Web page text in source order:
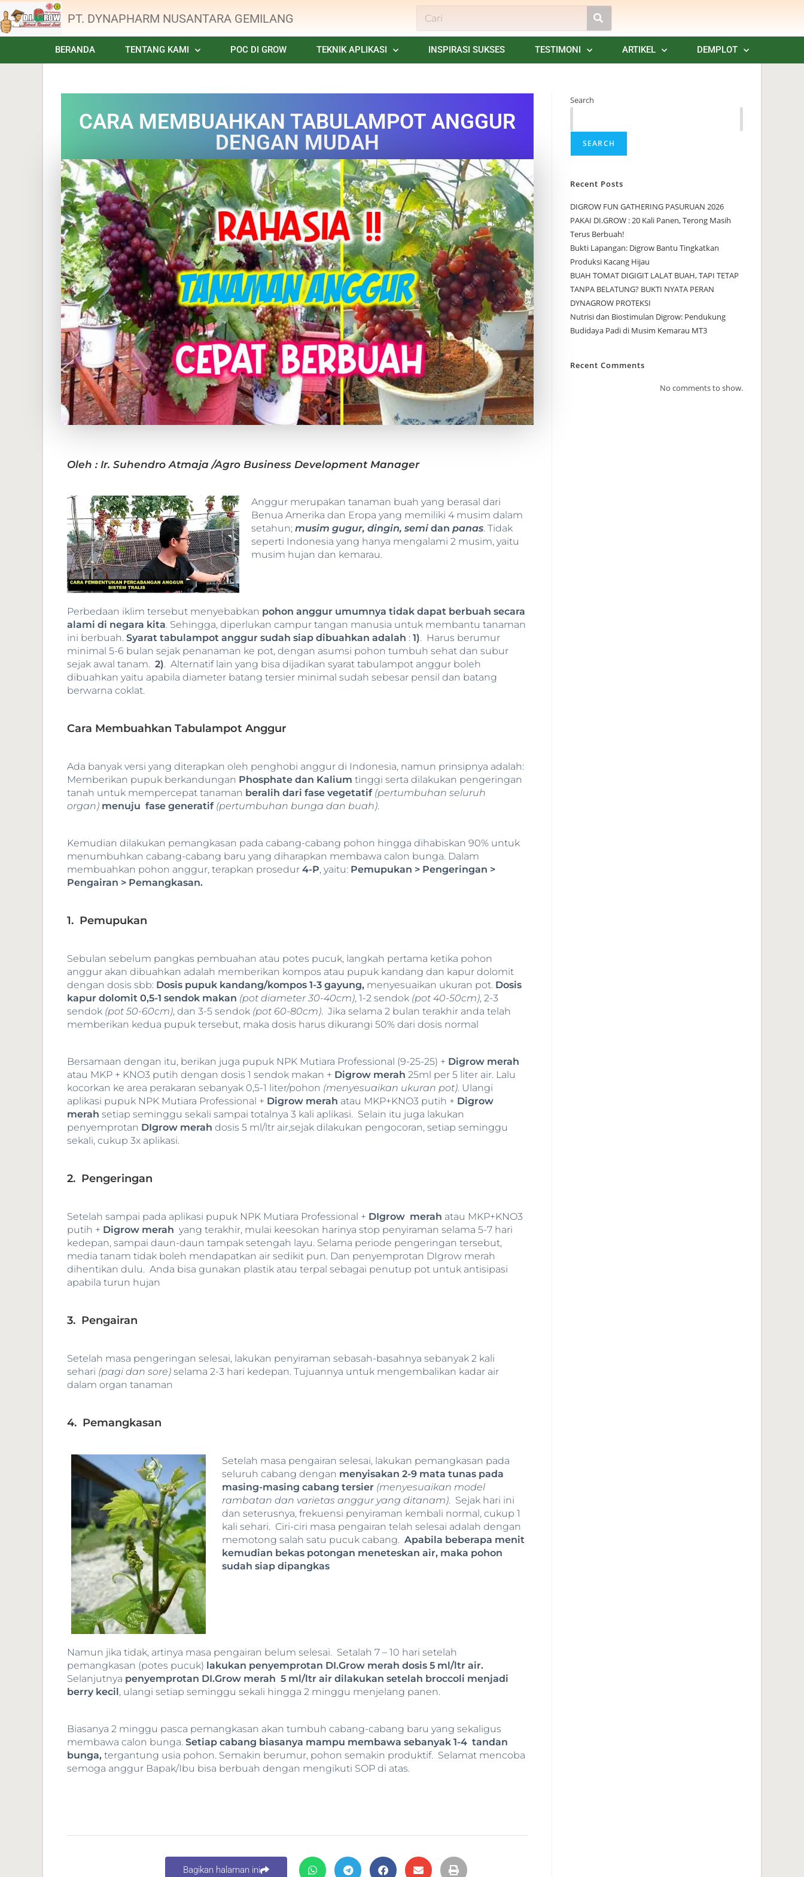
PT. DYNAPHARM NUSANTARA GEMILANG
BERANDA TENTANG KAMI POC DI GROW TEKNIK APLIKASI INSPIRASI SUKSES TESTIMONI ARTIKEL DEMPLOT
CARA MEMBUAHKAN TABULAMPOT ANGGUR
DENGAN MUDAH
Oleh : Ir. Suhendro Atmaja /Agro Business Development Manager
Anggur merupakan tanaman buah yang berasal dari
Benua Amerika dan Eropa yang memiliki 4 musim dalam
setahun;musim gugur, dingin, semidanpanas. Tidak
seperti Indonesia yang hanya mengalami 2 musim, yaitu
musim hujan dan kemarau.
Perbedaan iklim tersebut menyebabkan pohon anggur umumnya tidak dapat berbuah secara
alami di negara kita. Sehingga, diperlukan campur tangan manusia untuk membantu tanaman
ini berbuah. Syarat tabulampot anggur sudah siap dibuahkan adalah : 1). Harus berumur
minimal 5-6 bulan sejak penanaman ke pot, dengan asumsi pohon tumbuh sehat dan subur
sejak awal tanam. 2). Alternatif lain yang bisa dijadikan syarat tabulampot anggur boleh
dibuahkan yaitu apabila diameter batang tersier minimal sudah sebesar pensil dan batang
berwarna coklat.
Cara Membuahkan Tabulampot Anggur
Ada banyak versi yang diterapkan oleh penghobi anggur di Indonesia, namun prinsipnya adalah:
Memberikan pupuk berkandungan Phosphate dan Kalium tinggi serta dilakukan pengeringan
tanah untuk mempercepat tanaman beralih dari fase vegetatif (pertumbuhan seluruh
organ) menuju fase generatif (pertumbuhan bunga dan buah).
Kemudian dilakukan pemangkasan pada cabang-cabang pohon hingga dihabiskan 90% untuk
menumbuhkan cabang-cabang baru yang diharapkan membawa calon bunga. Dalam
membuahkan pohon anggur, terapkan prosedur 4-P, yaitu: Pemupukan > Pengeringan >
Pengairan > Pemangkasan.
1. Pemupukan
Sebulan sebelum pangkas pembuahan atau potes pucuk, langkah pertama ketika pohon
anggur akan dibuahkan adalah memberikan kompos atau pupuk kandang dan kapur dolomit
dengan dosis sbb: Dosis pupuk kandang/kompos 1-3 gayung, menyesuaikan ukuran pot. Dosis
kapur dolomit 0,5-1 sendok makan (pot diameter 30-40cm), 1-2 sendok (pot 40-50cm), 2-3
sendok (pot 50-60cm), dan 3-5 sendok (pot 60-80cm). Jika selama 2 bulan terakhir anda telah
memberikan kedua pupuk tersebut, maka dosis harus dikurangi 50% dari dosis normal
Bersamaan dengan itu, berikan juga pupuk NPK Mutiara Professional (9-25-25) + Digrow merah
atau MKP + KNO3 putih dengan dosis 1 sendok makan + Digrow merah 25ml per 5 liter air. Lalu
kocorkan ke area perakaran sebanyak 0,5-1 liter/pohon (menyesuaikan ukuran pot). Ulangi
aplikasi pupuk NPK Mutiara Professional + Digrow merah atau MKP+KNO3 putih + Digrow
merah setiap seminggu sekali sampai totalnya 3 kali aplikasi. Selain itu juga lakukan
penyemprotan DIgrow merah dosis 5 ml/ltr air,sejak dilakukan pengocoran, setiap seminggu
sekali, cukup 3x aplikasi.
2. Pengeringan
Setelah sampai pada aplikasi pupuk NPK Mutiara Professional + DIgrow merah atau MKP+KNO3
putih + Digrow merah yang terakhir, mulai keesokan harinya stop penyiraman selama 5-7 hari
kedepan, sampai daun-daun tampak setengah layu. Selama periode pengeringan tersebut,
media tanam tidak boleh mendapatkan air sedikit pun. Dan penyemprotan DIgrow merah
dihentikan dulu. Anda bisa gunakan plastik atau terpal sebagai penutup pot untuk antisipasi
apabila turun hujan
3. Pengairan
Setelah masa pengeringan selesai, lakukan penyiraman sebasah-basahnya sebanyak 2 kali
sehari (pagi dan sore) selama 2-3 hari kedepan. Tujuannya untuk mengembalikan kadar air
dalam organ tanaman
4. Pemangkasan
Setelah masa pengairan selesai, lakukan pemangkasan pada
seluruh cabang dengan menyisakan 2-9 mata tunas pada
masing-masing cabang tersier (menyesuaikan model
rambatan dan varietas anggur yang ditanam). Sejak hari ini
dan seterusnya, frekuensi penyiraman kembali normal, cukup 1
kali sehari. Ciri-ciri masa pengairan telah selesai adalah dengan
memotong salah satu pucuk cabang. Apabila beberapa menit
kemudian bekas potongan meneteskan air, maka pohon
sudah siap dipangkas
Namun jika tidak, artinya masa pengairan belum selesai. Setalah 7 – 10 hari setelah
pemangkasan (potes pucuk) lakukan penyemprotan DI.Grow merah dosis 5 ml/ltr air.
Selanjutnya penyemprotan DI.Grow merah 5 ml/ltr air dilakukan setelah broccoli menjadi
berry kecil, ulangi setiap seminggu sekali hingga 2 minggu menjelang panen.
Biasanya 2 minggu pasca pemangkasan akan tumbuh cabang-cabang baru yang sekaligus
membawa calon bunga. Setiap cabang biasanya mampu membawa sebanyak 1-4 tandan
bunga, tergantung usia pohon. Semakin berumur, pohon semakin produktif. Selamat mencoba
semoga anggur Bapak/Ibu bisa berbuah dengan mengikuti SOP di atas.
Bagikan halaman ini
Search
SEARCH
Recent Posts
DIGROW FUN GATHERING PASURUAN 2026
PAKAI DI.GROW : 20 Kali Panen, Terong Masih
Terus Berbuah!
Bukti Lapangan: Digrow Bantu Tingkatkan
Produksi Kacang Hijau
BUAH TOMAT DIGIGIT LALAT BUAH, TAPI TETAP
TANPA BELATUNG? BUKTI NYATA PERAN
DYNAGROW PROTEKSI
Nutrisi dan Biostimulan Digrow: Pendukung
Budidaya Padi di Musim Kemarau MT3
Recent Comments
No comments to show.